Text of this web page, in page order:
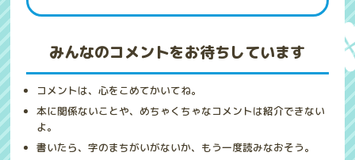
みんなのコメントをお待ちしています
コメントは、心をこめてかいてね。
本に関係ないことや、めちゃくちゃなコメントは紹介できない
よ。
書いたら、字のまちがいがないか、もう一度読みなおそう。